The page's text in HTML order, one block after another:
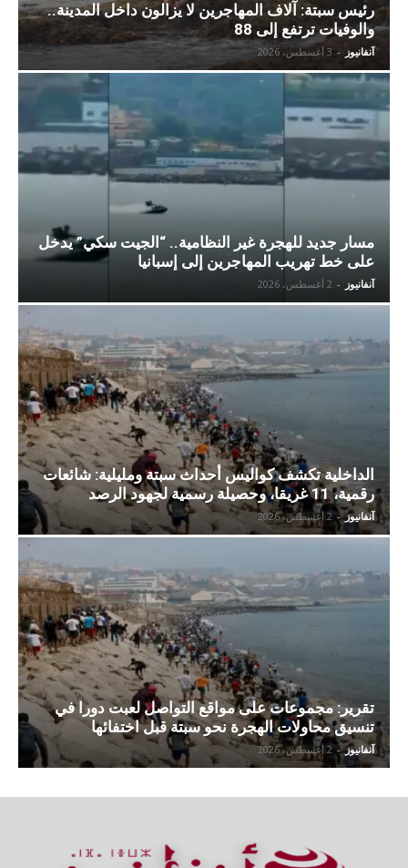
رئيس سبتة: آلاف المهاجرين لا يزالون داخل المدينة..
والوفيات ترتفع إلى 88
آنفانيوز - 3 أغسطس، 2026
مسار جديد للهجرة غير النظامية.. “الجيت سكي” يدخل
على خط تهريب المهاجرين إلى إسبانيا
آنفانيوز - 2 أغسطس، 2026
الداخلية تكشف كواليس أحداث سبتة ومليلية: شائعات
رقمية، 11 غريقا، وحصيلة رسمية لجهود الرصد
آنفانيوز - 2 أغسطس، 2026
تقرير: مجموعات على مواقع التواصل لعبت دورا في
تنسيق محاولات الهجرة نحو سبتة قبل اختفائها
آنفانيوز - 2 أغسطس، 2026